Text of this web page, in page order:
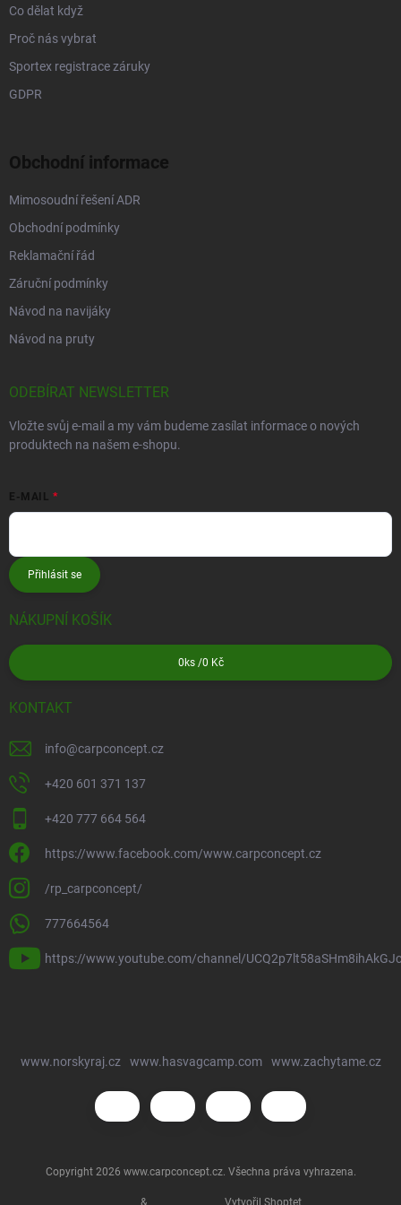
Co dělat když
Proč nás vybrat
Sportex registrace záruky
GDPR
Obchodní informace
Mimosoudní řešení ADR
Obchodní podmínky
Reklamační řád
Záruční podmínky
Návod na navijáky
Návod na pruty
ODEBÍRAT NEWSLETTER
Vložte svůj e-mail a my vám budeme zasílat informace o nových
produktech na našem e-shopu.
E-MAIL
Přihlásit se
NÁKUPNÍ KOŠÍK
0ks /0 Kč
KONTAKT
info@carpconcept.cz
+420 601 371 137
+420 777 664 564
https://www.facebook.com/www.carpconcept.cz
/rp_carpconcept/
777664564
https://www.youtube.com/channel/
www.norskyraj.cz www.hasvagcamp.com www.zachytame.cz
& Vytvořil Shoptet
Copyright 2026 www.carpconcept.cz. Všechna práva vyhrazena.